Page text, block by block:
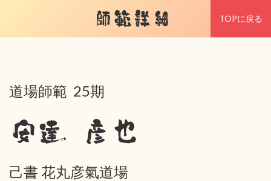
師範詳細 TOPに戻る
道場師範 25期
安達 彦也
己書 花丸彦氣道場